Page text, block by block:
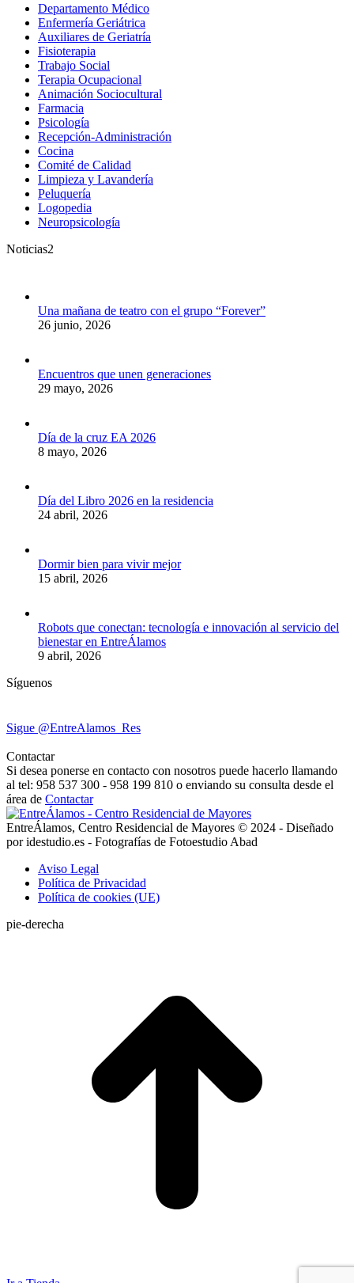
Departamento Médico
Enfermería Geriátrica
Auxiliares de Geriatría
Fisioterapia
Trabajo Social
Terapia Ocupacional
Animación Sociocultural
Farmacia
Psicología
Recepción-Administración
Cocina
Comité de Calidad
Limpieza y Lavandería
Peluquería
Logopedia
Neuropsicología
Noticias2
Una mañana de teatro con el grupo “Forever”
26 junio, 2026
Encuentros que unen generaciones
29 mayo, 2026
Día de la cruz EA 2026
8 mayo, 2026
Día del Libro 2026 en la residencia
24 abril, 2026
Dormir bien para vivir mejor
15 abril, 2026
Robots que conectan: tecnología e innovación al servicio del
bienestar en EntreÁlamos
9 abril, 2026
Síguenos
Sigue @EntreAlamos_Res
Contactar
Si desea ponerse en contacto con nosotros puede hacerlo llamando
al tel: 958 537 300 - 958 199 810 o enviando su consulta desde el
área de Contactar
EntreÁlamos, Centro Residencial de Mayores © 2024 - Diseñado
por idestudio.es - Fotografías de Fotoestudio Abad
Aviso Legal
Política de Privacidad
Política de cookies (UE)
pie-derecha